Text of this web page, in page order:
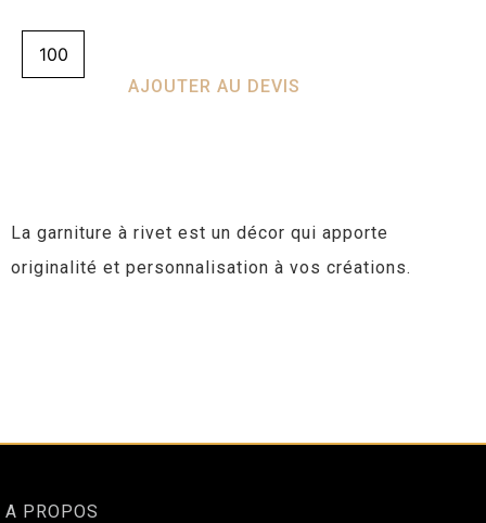
AJOUTER AU DEVIS
La garniture à rivet est un décor qui apporte
originalité et personnalisation à vos créations.
A PROPOS